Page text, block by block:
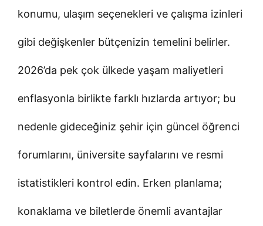
konumu, ulaşım seçenekleri ve çalışma izinleri
gibi değişkenler bütçenizin temelini belirler.
2026’da pek çok ülkede yaşam maliyetleri
enflasyonla birlikte farklı hızlarda artıyor; bu
nedenle gideceğiniz şehir için güncel öğrenci
forumlarını, üniversite sayfalarını ve resmi
istatistikleri kontrol edin. Erken planlama;
konaklama ve biletlerde önemli avantajlar